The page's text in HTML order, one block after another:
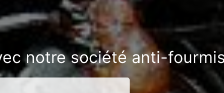
notre société anti-